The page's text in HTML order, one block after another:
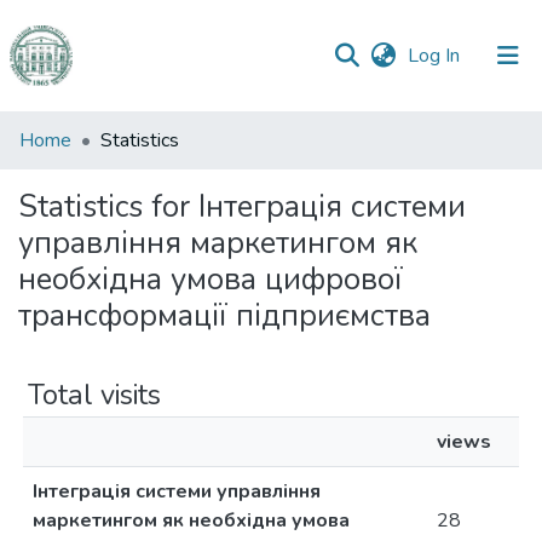
Log In (current)
Communities
Collections
All of DSpace
Home Statistics
Statistics for Інтеграція системи
управління маркетингом як
необхідна умова цифрової
трансформації підприємства
Total visits
views
Інтеграція системи управління
маркетингом як необхідна умова
28